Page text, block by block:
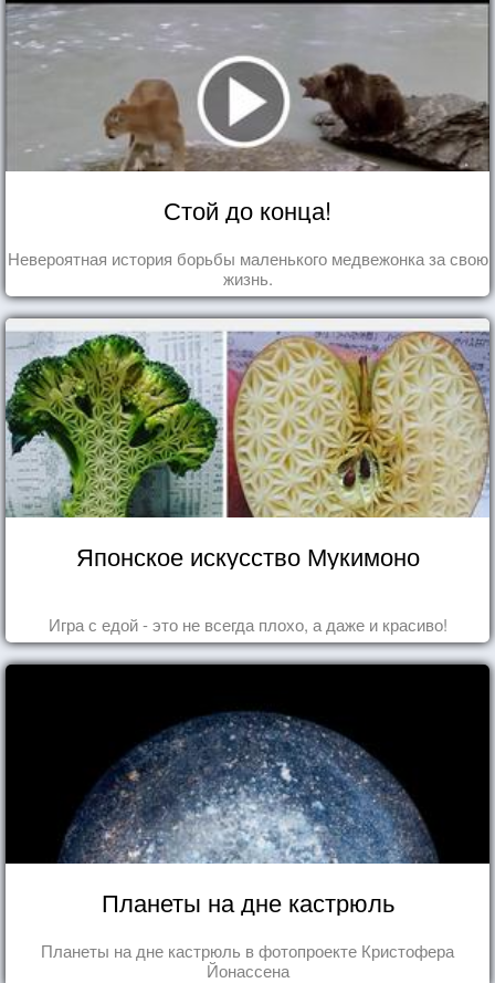
Стой до конца!
Невероятная история борьбы маленького медвежонка за свою
жизнь.
Японское искусство Мукимоно
Игра с едой - это не всегда плохо, а даже и красиво!
Планеты на дне кастрюль
Планеты на дне кастрюль в фотопроекте Кристофера
Йонассена